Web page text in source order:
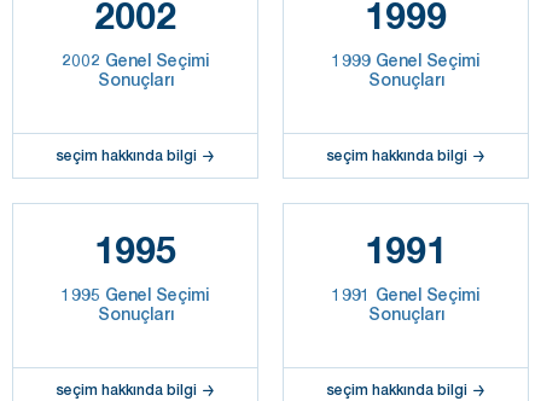
2002
2002 Genel Seçimi
Sonuçları
seçim hakkında bilgi
1999
1999 Genel Seçimi
Sonuçları
seçim hakkında bilgi
1995
1995 Genel Seçimi
Sonuçları
seçim hakkında bilgi
1991
1991 Genel Seçimi
Sonuçları
seçim hakkında bilgi